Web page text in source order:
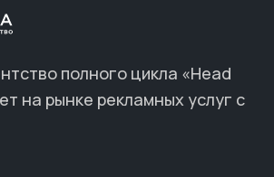
полного цикла «Head
на рынке рекламных услуг с